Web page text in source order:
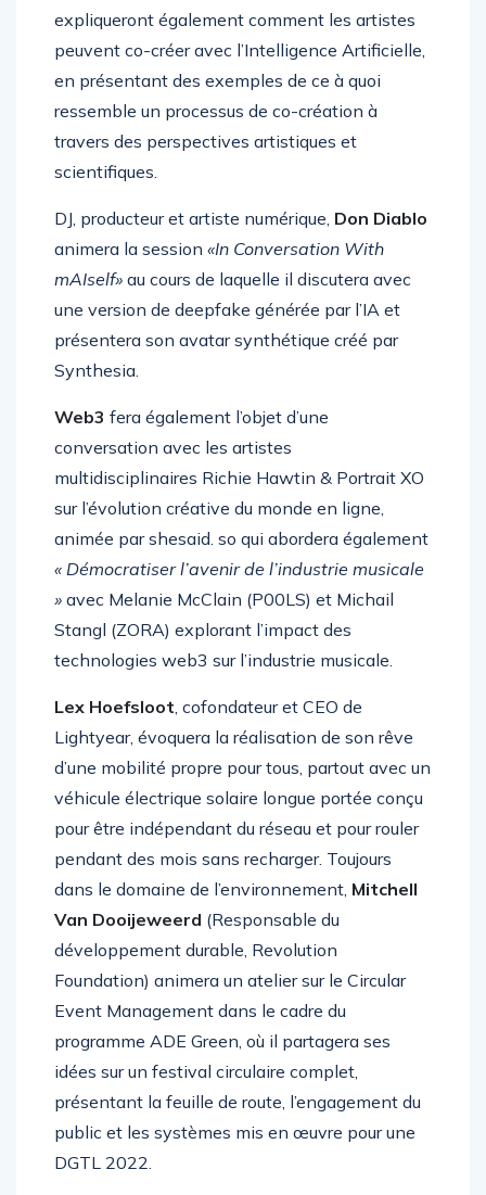
Portrait XO etThomas Haferlach
expliqueront également comment les artistes
peuvent co-créer avec l’Intelligence Artificielle,
en présentant des exemples de ce à quoi
ressemble un processus de co-création à
travers des perspectives artistiques et
DJ, producteur et artiste numérique,Don Diablo
animera la session«In Conversation With
mAIself»au cours de laquelle il discutera avec
une version de deepfake générée par l’IA et
présentera son avatar synthétique créé par
Web3fera également l’objet d’une
conversation avec les artistes
multidisciplinaires Richie Hawtin & Portrait XO
sur l’évolution créative du monde en ligne,
animée par shesaid. so qui abordera également
« Démocratiser l’avenir de l’industrie musicale
»avec Melanie McClain (P00LS) et Michail
Stangl (ZORA) explorant l’impact des
Lex Hoefsloot, cofondateur et CEO de
Lightyear, évoquera la réalisation de son rêve
d’une mobilité propre pour tous, partout avec un
véhicule électrique solaire longue portée conçu
pour être indépendant du réseau et pour rouler
pendant des mois sans recharger. Toujours
dans le domaine de l’environnement,
Van Dooijeweerd(Responsable du
développement durable, Revolution
Foundation) animera un atelier sur le Circular
Event Management dans le cadre du
programme ADE Green, où il partagera ses
idées sur un festival circulaire complet,
présentant la feuille de route, l’engagement du
public et les systèmes mis en œuvre pour une